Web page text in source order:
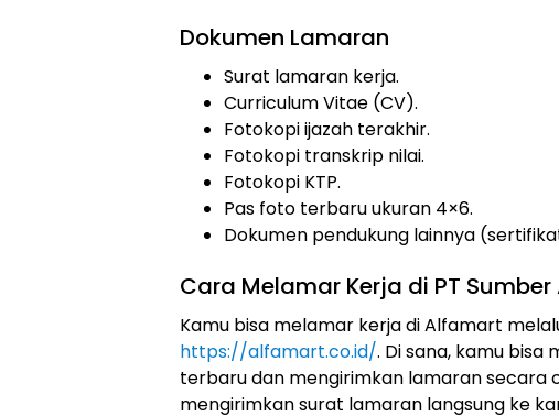
Dokumen Lamaran
Surat lamaran kerja.
Curriculum Vitae (CV).
Fotokopi ijazah terakhir.
Fotokopi transkrip nilai.
Fotokopi KTP.
Pas foto terbaru ukuran 4×6.
Dokumen pendukung lainnya
Cara Melamar Kerja di PT
Kamu bisa melamar kerja di Alfamart
https://alfamart.co.id/. Di sana, kamu
terbaru dan mengirimkan lamaran secara
mengirimkan surat lamaran langsung ke